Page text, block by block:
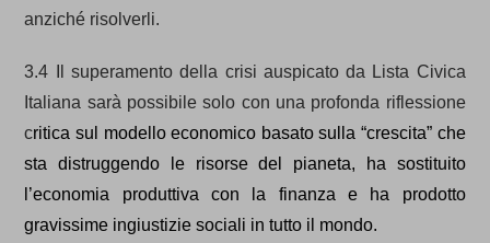
anziché risolverli.
3.4 Il superamento della crisi auspicato da Lista Civica
Italiana sarà possibile solo con una profonda riflessione
critica sul modello economico basato sulla “crescita” che
sta distruggendo le risorse del pianeta, ha sostituito
l’economia produttiva con la finanza e ha prodotto
gravissime ingiustizie sociali in tutto il mondo.